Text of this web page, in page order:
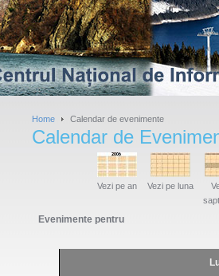
Home Calendar de evenimente
Calendar de
Vezi pe an Vezi pe luna
Evenimente pentru